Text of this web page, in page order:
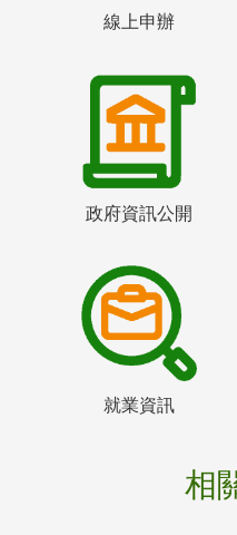
線上申辦
政府資訊公開
就業資訊
相